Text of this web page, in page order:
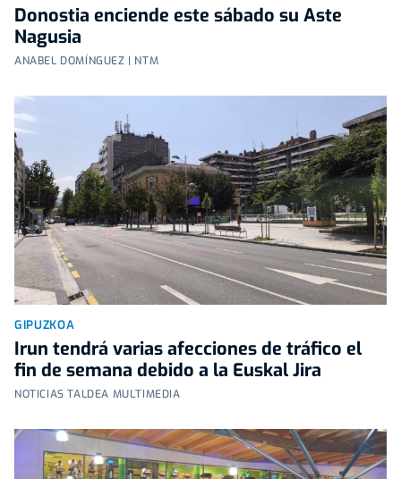
Donostia enciende este sábado su Aste
Nagusia
ANABEL DOMÍNGUEZ | NTM
GIPUZKOA
Irun tendrá varias afecciones de tráfico el
fin de semana debido a la Euskal Jira
NOTICIAS TALDEA MULTIMEDIA